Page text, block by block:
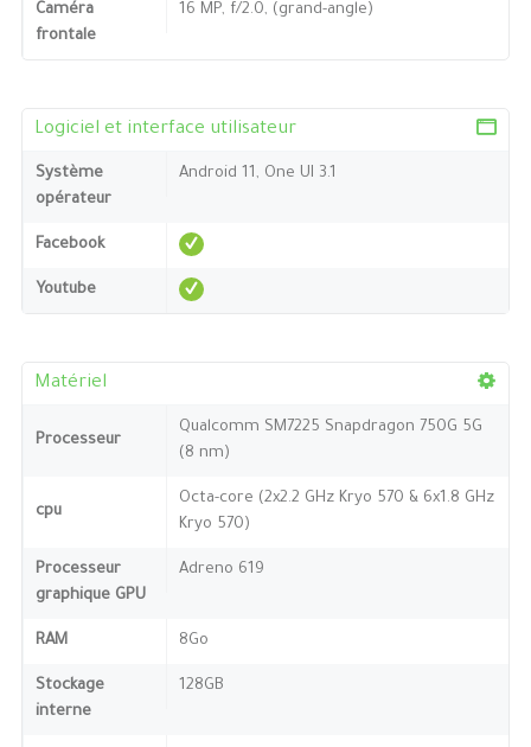
Caméra
frontale
16 MP, f/2.0, (grand-angle)
Logiciel et interface utilisateur
Système
opérateur
Android 11, One UI 3.1
Facebook
Youtube
Matériel
Processeur
Qualcomm SM7225 Snapdragon 750G 5G
(8 nm)
cpu
Octa-core (2x2.2 GHz Kryo 570 & 6x1.8 GHz
Kryo 570)
Processeur
graphique GPU
Adreno 619
RAM 8Go
Stockage
interne
128GB